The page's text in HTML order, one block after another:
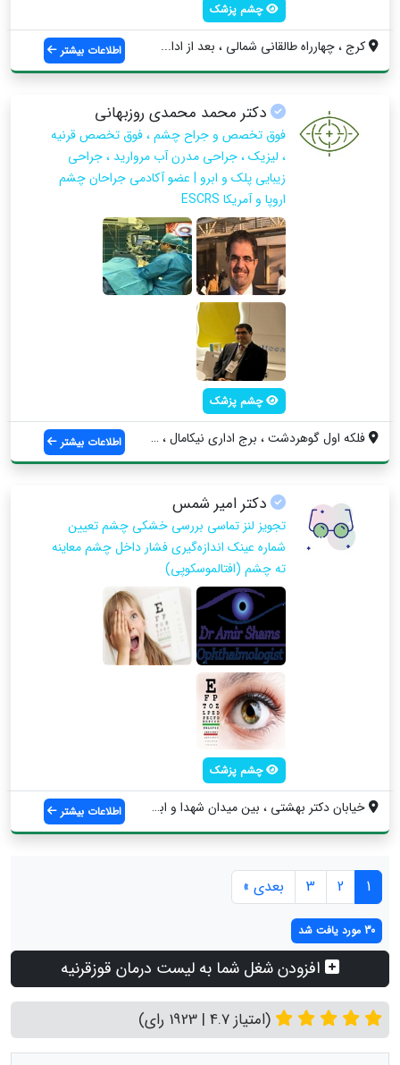
چشم پزشک
کرج ، چهارراه طالقانی شمالی ، بعد از ادا... اطلاعات بیشتر
دکتر محمد محمدى روزبهانى
فوق تخصص و جراح چشم ، فوق تخصص قرنیه
، لیزیک ، جراحى مدرن آب مروارید ، جراحی
زیبایی پلک و ابرو | عضو آکادمى جراحان چشم
اروپا و آمریکا ESCRS
چشم پزشک
فلکه اول گوهردشت ، برج اداری نیکامال ، ط... اطلاعات بیشتر
دکتر امیر شمس
تجویز لنز تماسی بررسی خشکی چشم تعیین
شماره عینک اندازه‌گیری فشار داخل چشم معاینه
ته چشم (افتالموسکوپی)
چشم پزشک
خیابان دکتر بهشتی ، بین میدان شهدا و ابت... اطلاعات بیشتر
1
2
3 بعدی »
30 مورد یافت شد
افزودن شغل شما به لیست درمان قوزقرنیه
(امتیاز 4.7 | 1923 رای)